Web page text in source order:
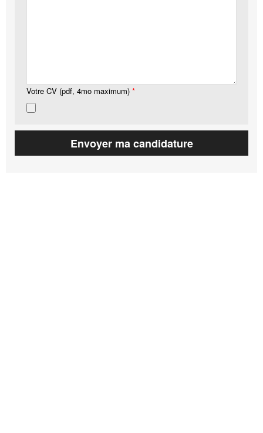
Votre CV (pdf, 4mo maximum) *